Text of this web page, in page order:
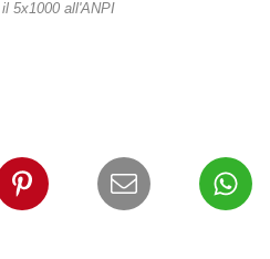
5x1000 all'ANPI